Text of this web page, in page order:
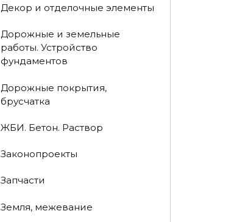
Декор и отделочные элементы
Дорожные и земельные
работы. Устройство
фундаментов
Дорожные покрытия,
брусчатка
ЖБИ. Бетон. Раствор
Законопроекты
Запчасти
Земля, межевание